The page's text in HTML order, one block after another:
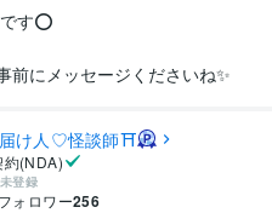
す⭕️
前にメッセージくださいね✨
届け人♡怪談師⛩️
約(NDA)
未登録
フォロワー256